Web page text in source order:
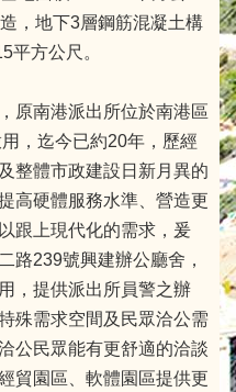
，地下3層鋼筋混凝土構
平方公尺。
原南港派出所位於南港區
，迄今已約20年，歷經
整體市政建設日新月異的
高硬體服務水準、營造更
跟上現代化的需求，爰
路239號興建辦公廳舍，
，提供派出所員警之辦
殊需求空間及民眾洽公需
公民眾能有更舒適的洽談
貿園區、軟體園區提供更